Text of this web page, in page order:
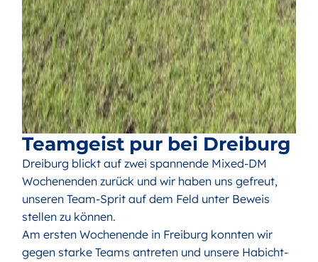
Teamgeist pur bei Dreiburg
Dreiburg blickt auf zwei spannende Mixed-DM
Wochenenden zurück und wir haben uns gefreut,
unseren Team-Sprit auf dem Feld unter Beweis
stellen zu können.
Am ersten Wochenende in Freiburg konnten wir
gegen starke Teams antreten und unsere Habicht-